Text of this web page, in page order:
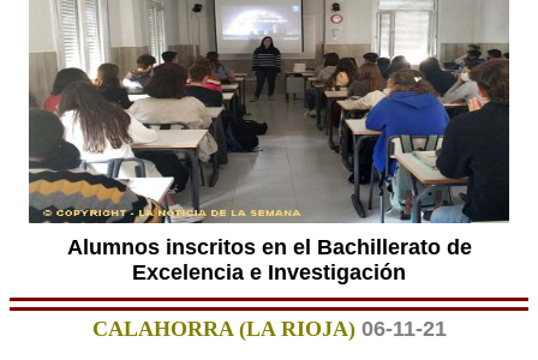
Alumnos inscritos en el Bachillerato de
Excelencia e Investigación
CALAHORRA (LA RIOJA) 06-11-21